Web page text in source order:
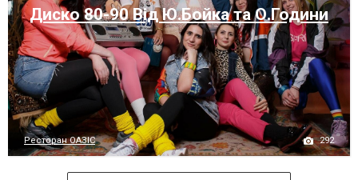
Диско 80-90 Від Ю.Бойка та О.Години
Ресторан ОАЗІС 292